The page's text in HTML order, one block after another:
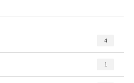
4
1